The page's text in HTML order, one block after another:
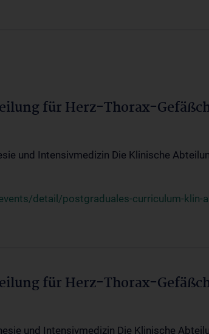
für Herz-Thorax-
und Intensivmedizin Die Klinische
detail/postgraduales-curriculum-klin-
für Herz-Thorax-
und Intensivmedizin Die Klinische